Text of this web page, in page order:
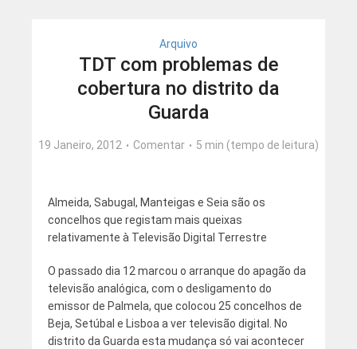
Arquivo
TDT com problemas de
cobertura no distrito da
Guarda
19 Janeiro, 2012 Comentar 5 min (tempo de leitura)
Almeida, Sabugal, Manteigas e Seia são os
concelhos que registam mais queixas
relativamente à Televisão Digital Terrestre
O passado dia 12 marcou o arranque do apagão da
televisão analógica, com o desligamento do
emissor de Palmela, que colocou 25 concelhos de
Beja, Setúbal e Lisboa a ver televisão digital. No
distrito da Guarda esta mudança só vai acontecer